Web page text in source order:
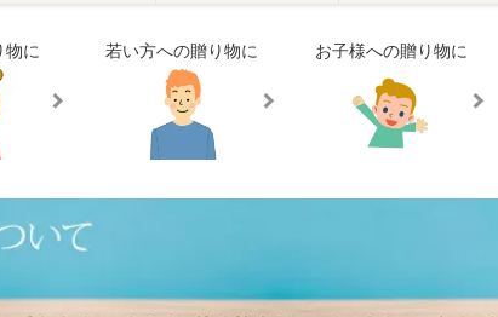
物に 若い方への贈り物に お子様への贈り物に